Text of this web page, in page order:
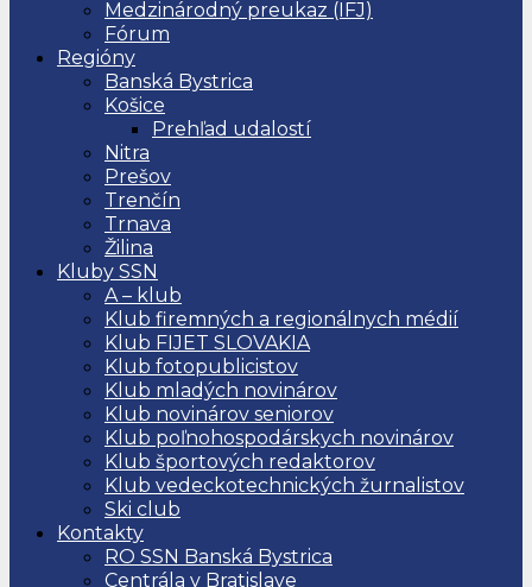
Medzinárodný preukaz (IFJ)
Fórum
Regióny
Banská Bystrica
Košice
Prehľad udalostí
Nitra
Prešov
Trenčín
Trnava
Žilina
Kluby SSN
A – klub
Klub firemných a regionálnych médií
Klub FIJET SLOVAKIA
Klub fotopublicistov
Klub mladých novinárov
Klub novinárov seniorov
Klub poľnohospodárskych novinárov
Klub športových redaktorov
Klub vedeckotechnických žurnalistov
Ski club
Kontakty
RO SSN Banská Bystrica
Centrála v Bratislave